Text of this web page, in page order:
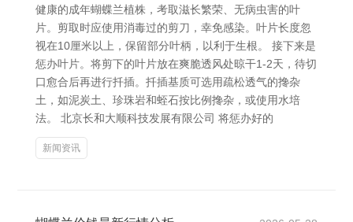
健康的成年蝴蝶兰植株，考取滋长繁荣、无病虫害的叶
片。剪取时应使用消毒过的剪刀，幸免感染。叶片长度忽
视在10厘米以上，保留部分叶柄，以利于生根。 接下来是
惩办叶片。将剪下的叶片放在爽脆透风处晾干1-2天，待切
口愈合后再进行扦插。扦插基质可选用疏松透气的搀杂
土，如泥炭土、珍珠岩和蛭石按比例搀杂，或使用水培
法。 北京长和大顺科技发展有限公司 将惩办好的
新闻资讯